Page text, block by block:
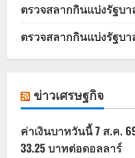
ตรวจสลากกินแบ่งรัฐบา
ตรวจสลากกินแบ่งรัฐบา
ข่าวเศรษฐกิจ
ค่าเงินบาทวันนี้ 7 ส.ค.
33.25 บาทต่อดอลลาร์